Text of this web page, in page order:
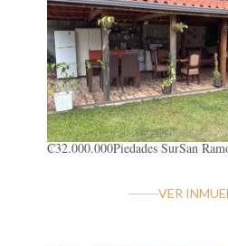
₡32.000.000Piedades SurSan
VER